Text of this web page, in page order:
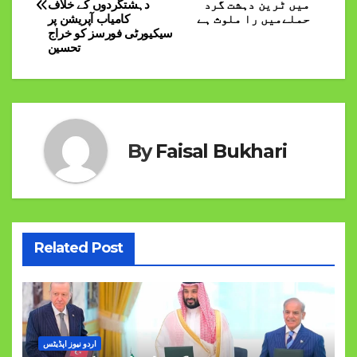
میں ٹرین دہشت گرد
حملےمیں را ملوث ہے
دہشتگردوں کے خلاف
کامیاب آپریشن پر
سیکیورٹی فورسز کو خراج
تحسین
ByFaisal Bukhari
Related Post
اردو نیوز اپڈیٹس